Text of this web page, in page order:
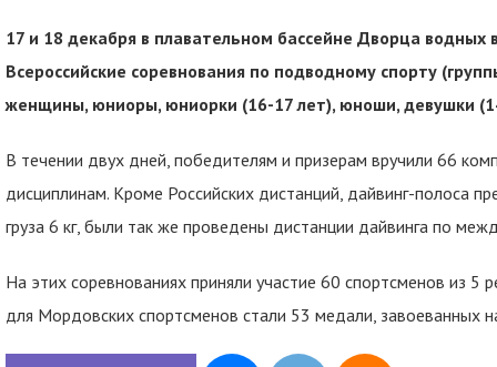
17 и 18 декабря в плавательном бассейне Дворца водных
Всероссийские соревнования по подводному спорту
женщины, юниоры, юниорки (16-17 лет), юноши, девушки
В течении двух дней, победителям и призерам вручили 66
дисциплинам. Кроме Российских дистанций, дайвинг-полоса
груза 6 кг, были так же проведены дистанции дайвинга по
На этих соревнованиях приняли участие 60 спортсменов из 5
для Мордовских спортсменов стали 53 медали, завоеванных